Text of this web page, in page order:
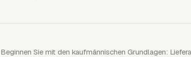
Beginnen Sie mit den kaufmännischen Grundlagen: